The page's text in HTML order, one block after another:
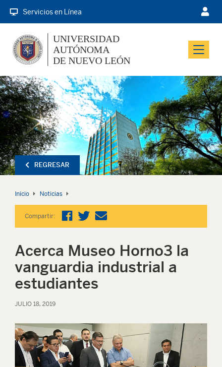
Servicios en Línea
Menu
UNIVERSIDAD
AUTÓNOMA
DE NUEVO LEÓN
REGRESAR
Inicio Noticias
Compartir:
Acerca Museo Horno3 la
vanguardia industrial a
estudiantes
JULIO 18, 2019